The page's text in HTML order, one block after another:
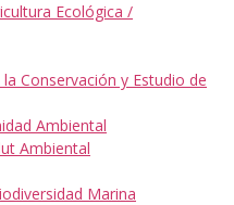
Ecológica /
Conservación y Estudio de
Ambiental
Ambiental
Marina